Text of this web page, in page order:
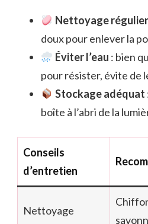
Nettoyage régulier
doux pour enlever la
Éviter l’eau : bien
pour résister, évite de
Stockage adéquat
boîte à l’abri de la
Conseils
d’entretien
Nettoyage